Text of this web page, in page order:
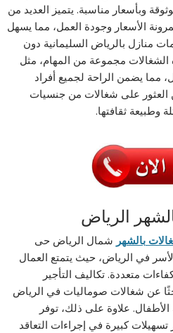
وبأسعار مناسبة. يتميز العديد من
الأسعار وجودة العمل، مما يسهل
منازل بالرياض السليمانية دون
الشغالات مجموعة من المهام، مثل
مما يضمن الراحة لجميع أفراد
العثور على شغالات من جنسيات
وطبيعة ثقافتها.
الرياض
بالشهر شمال الرياض حى
في الرياض، حيث يتمتع العمال
متعددة. تكاليف التأجير
عن شغالات صوماليات في الرياض
علاوة على ذلك، توفر
كبيرة في إجراءات التعاقد